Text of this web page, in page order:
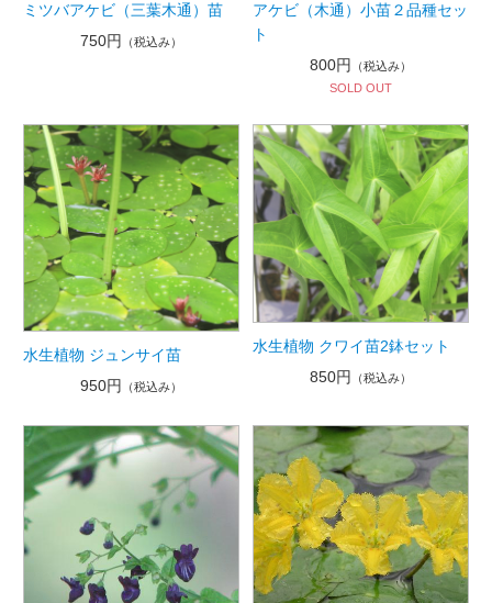
ミツバアケビ（三葉木通）苗
750円
（税込み）
アケビ（木通）小苗２品種セッ
ト
800円
（税込み）
SOLD OUT
水生植物 ジュンサイ苗
950円 （税込み）
水生植物 クワイ苗2鉢セット
850円
（税込み）